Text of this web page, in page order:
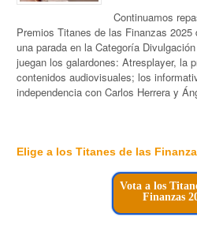
Continuamos
Premios Titanes de las Finanzas
una parada en la Categoría
juegan los galardones: Atresplayer, la
contenidos audiovisuales; los
independencia con Carlos Herrera y
Elige a los Titanes de las
Vota a los
Finanzas